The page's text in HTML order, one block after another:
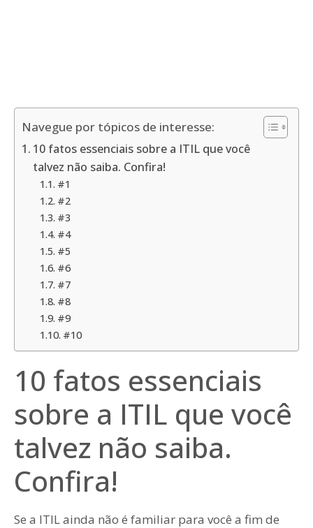
Navegue por tópicos de interesse:
10 fatos essenciais sobre a ITIL que você
talvez não saiba. Confira!
#1
#2
#3
#4
#5
#6
#7
#8
#9
#10
10 fatos essenciais
sobre a ITIL que você
talvez não saiba.
Confira!
Se a ITIL ainda não é familiar para você a fim de